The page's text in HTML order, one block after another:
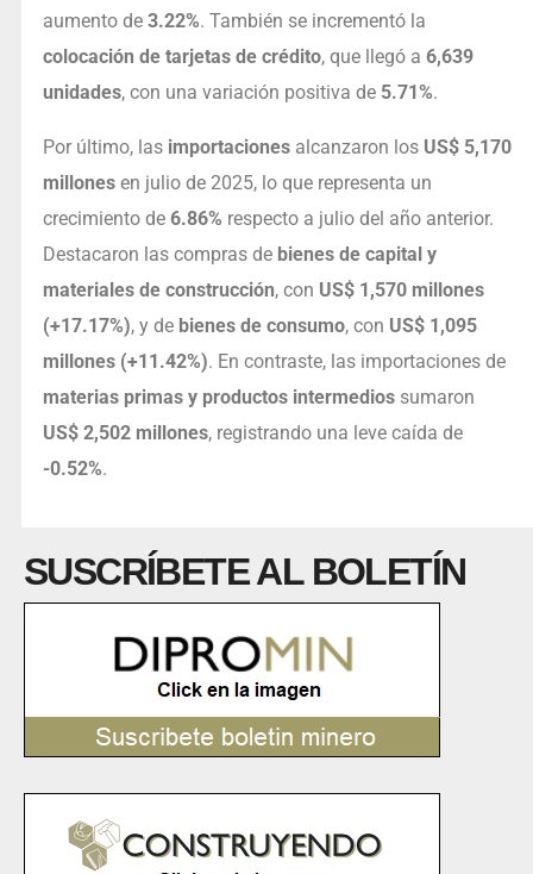
aumento de 3.22%. También se incrementó la
colocación de tarjetas de crédito, que llegó a 6,639
unidades, con una variación positiva de 5.71%.
Por último, las importacionesalcanzaron los US$ 5,170
millonesen julio de 2025, lo que representa un
crecimiento de 6.86% respecto a julio del año anterior.
Destacaron las compras de bienes de capital y
materiales de construcción, con US$ 1,570 millones
(+17.17%), y de bienes de consumo, con US$ 1,095
millones (+11.42%). En contraste, las importaciones de
materias primas y productos intermediossumaron
US$ 2,502 millones, registrando una leve caída de
-0.52%.
SUSCRÍBETE AL BOLETÍN